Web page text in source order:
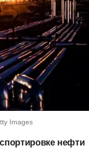
Images
нефти